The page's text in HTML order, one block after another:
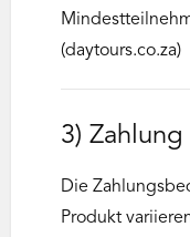
(daytours.co.za)
3) Zahlung
Die
Produkt